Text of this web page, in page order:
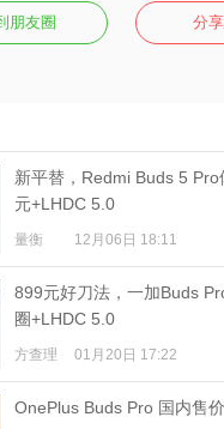
朋友圈 分
新平替，Redmi Buds 5
元+LHDC 5.0
量衡 12月06日 18:11
899元好刀法，一加Buds
圈+LHDC 5.0
方查理 01月20日 17:22
OnePlus Buds Pro 国内售